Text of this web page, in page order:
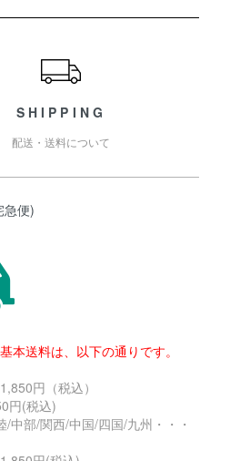
SHIPPING
配送・送料について
急便)
本送料は、以下の通りです。
円（税込）
円(税込)
/中部/関西/中国/四国/九州・・・